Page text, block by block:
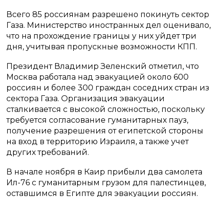
Всего 85 россиянам разрешено покинуть сектор
Газа. Министерство иностранных дел оценивало,
что на прохождение границы у них уйдет три
дня, учитывая пропускные возможности КПП.
Президент Владимир Зеленский отметил, что
Москва работала над эвакуацией около 600
россиян и более 300 граждан соседних стран из
сектора Газа. Организация эвакуации
сталкивается с высокой сложностью, поскольку
требуется согласование гуманитарных пауз,
получение разрешения от египетской стороны
на вход в территорию Израиля, а также учет
других требований.
В начале ноября в Каир прибыли два самолета
Ил-76 с гуманитарным грузом для палестинцев,
оставшимся в Египте для эвакуации россиян.